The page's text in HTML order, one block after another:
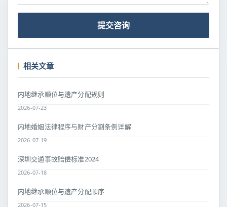
提交咨询
相关文章
内地继承顺位与遗产分配规则
2026-07-23
内地婚姻法律程序与财产分割条例详解
2026-07-19
深圳交通事故赔偿标准2024
2026-07-18
内地继承顺位与遗产分配顺序
2026-07-15